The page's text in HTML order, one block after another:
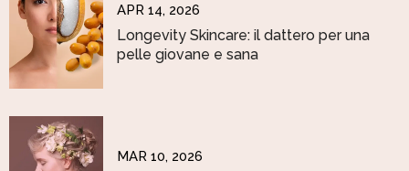
APR 14, 2026
Longevity Skincare: il dattero per una
pelle giovane e sana
MAR 10, 2026